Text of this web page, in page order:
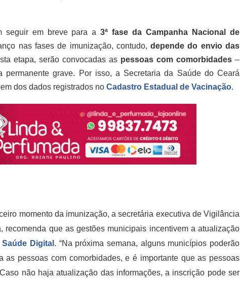
seguir em breve para a3ª fase da Campanha Nacional de
nas fases de imunização, contudo,depende do envio das
etapa, serão convocadas as pessoas com comorbidades –
permanente grave. Por isso, a Secretaria da Saúde do Ceará
dos dados registrados no Cadastro Estadual de Vacinação.
momento da imunização, a secretária executiva de Vigilância
recomenda que as gestões municipais incentivem a atualização
Saúde Digital . “Na próxima semana, alguns municípios poderão
as pessoas com comorbidades, e é importante que as pessoas
não haja atualização das informações,a inscrição pode ser